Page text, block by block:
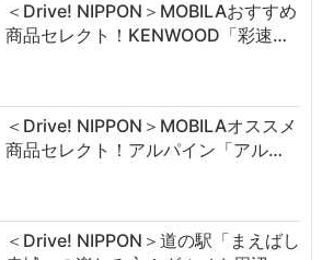
＜Drive! NIPPON＞MOBILAおすすめ
商品セレクト！KENWOOD「彩速…
＜Drive! NIPPON＞MOBILAオススメ
商品セレクト！アルパイン「アル…
＜Drive! NIPPON＞道の駅「まえばし